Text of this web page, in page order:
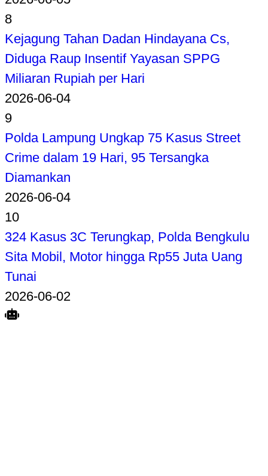
8
Kejagung Tahan Dadan Hindayana Cs,
Diduga Raup Insentif Yayasan SPPG
Miliaran Rupiah per Hari
2026-06-04
9
Polda Lampung Ungkap 75 Kasus Street
Crime dalam 19 Hari, 95 Tersangka
Diamankan
2026-06-04
10
324 Kasus 3C Terungkap, Polda Bengkulu
Sita Mobil, Motor hingga Rp55 Juta Uang
Tunai
2026-06-02